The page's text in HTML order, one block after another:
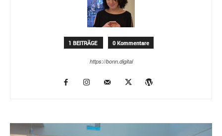
1 BEITRÄGE 0 Kommentare
https://bonn.digital